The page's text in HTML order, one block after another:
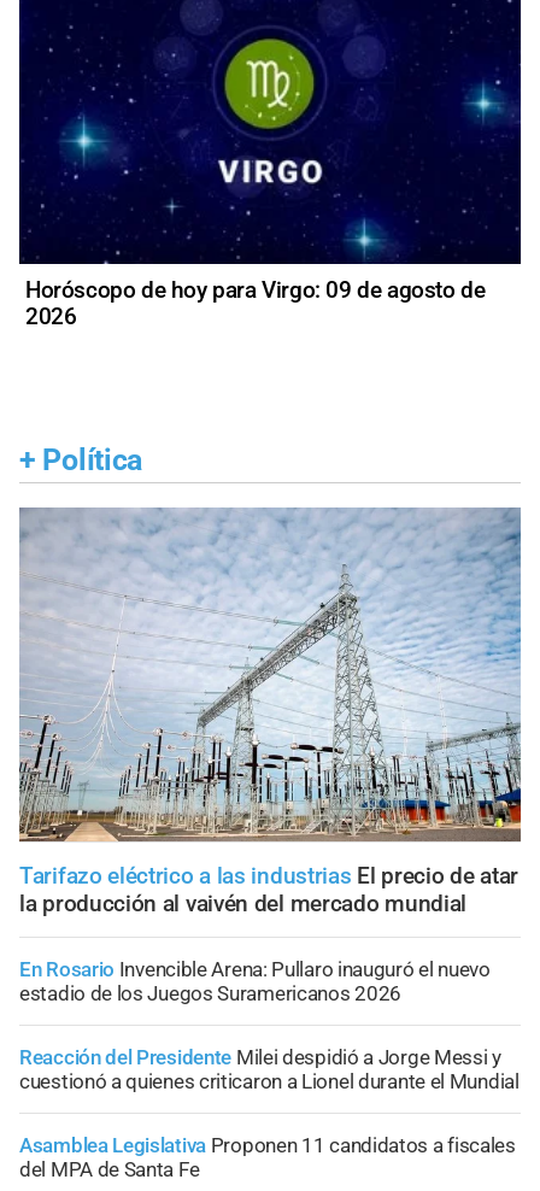
Horóscopo de hoy para Virgo: 09 de agosto de
2026
+ Política
Tarifazo eléctrico a las industrias El precio de atar
la producción al vaivén del mercado mundial
En Rosario Invencible Arena: Pullaro inauguró el nuevo
estadio de los Juegos Suramericanos 2026
Reacción del Presidente Milei despidió a Jorge Messi y
cuestionó a quienes criticaron a Lionel durante el Mundial
Asamblea Legislativa Proponen 11 candidatos a fiscales
del MPA de Santa Fe